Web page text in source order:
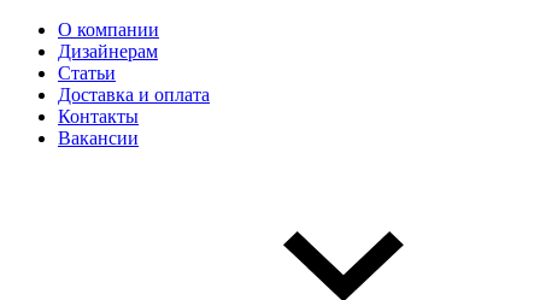
О компании
Дизайнерам
Статьи
Доставка и оплата
Контакты
Вакансии